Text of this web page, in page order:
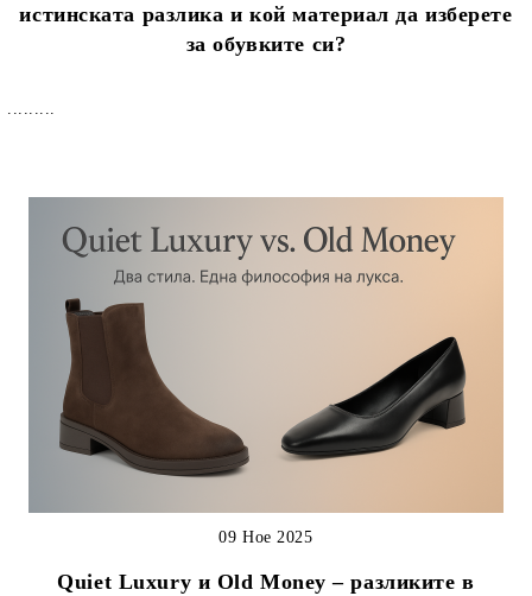
истинската разлика и кой материал да изберете
за обувките си?
Quiet Luxury и Old Money – разликите в
09 Ное 2025